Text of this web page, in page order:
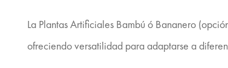
La Plantas Artificiales Bambú ó Bananero
ofreciendo versatilidad para adaptarse a